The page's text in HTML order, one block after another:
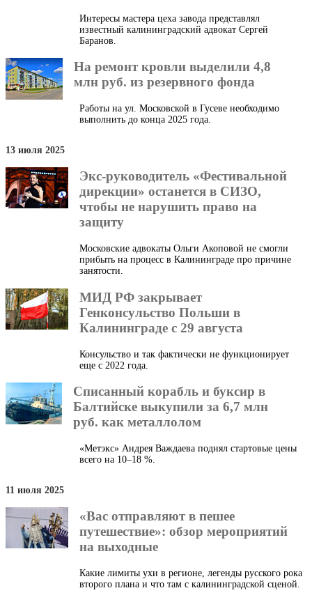
Интересы мастера цеха завода представлял
известный калининградский адвокат Сергей
Баранов.
На ремонт кровли выделили 4,8
млн руб. из резервного фонда
Работы на ул. Московской в Гусеве необходимо
выполнить до конца 2025 года.
13 июля 2025
Экс-руководитель «Фестивальной
дирекции» останется в СИЗО,
чтобы не нарушить право на
защиту
Московские адвокаты Ольги Акоповой не смогли
прибыть на процесс в Калининграде про причине
занятости.
МИД РФ закрывает
Генконсульство Польши в
Калининграде с 29 августа
Консульство и так фактически не функционирует
еще с 2022 года.
Списанный корабль и буксир в
Балтийске выкупили за 6,7 млн
руб. как металлолом
«Метэкс» Андрея Важдаева поднял стартовые цены
всего на 10–18 %.
11 июля 2025
«Вас отправляют в пешее
путешествие»: обзор мероприятий
на выходные
Какие лимиты ухи в регионе, легенды русского рока
второго плана и что там с калининградской сценой.